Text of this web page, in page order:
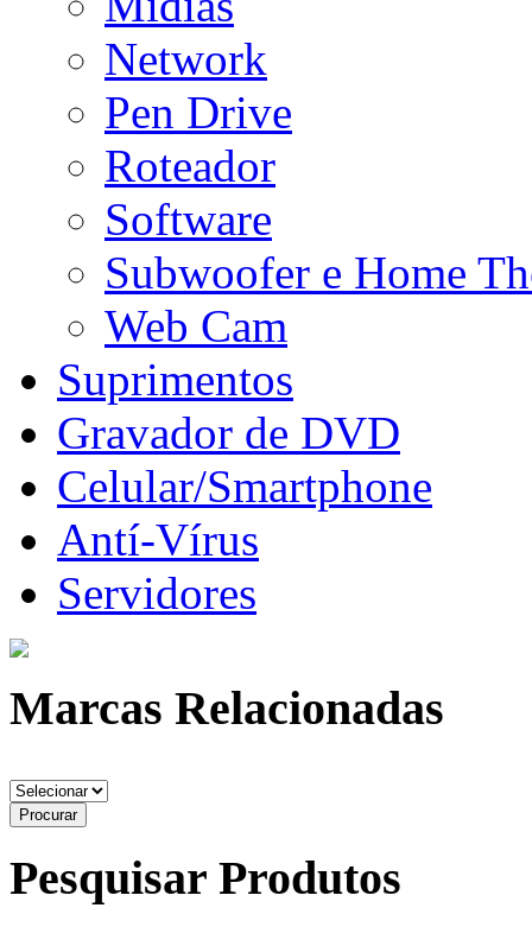
Network
Pen Drive
Roteador
Software
Subwoofer e Home
Web Cam
Suprimentos
Gravador de DVD
Celular/Smartphone
Antí-Vírus
Servidores
Marcas Relacionadas
Pesquisar Produtos